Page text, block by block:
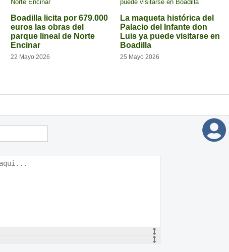
Boadilla licita por 679.000
euros las obras del
parque lineal de Norte
Encinar
22 Mayo 2026
La maqueta histórica del
Palacio del Infante don
Luis ya puede visitarse en
Boadilla
25 Mayo 2026